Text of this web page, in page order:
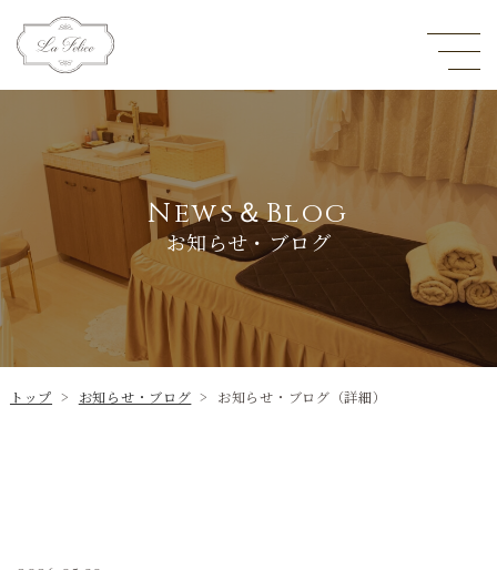
News＆Blog
お知らせ・ブログ
トップ > お知らせ・ブログ > お知らせ・ブログ（詳細）